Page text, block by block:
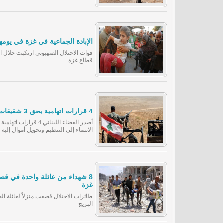
الإبادة الجماعية في غزة في يومها الـ 243.. 7 مجازر ضد العائلات
قطاع غزة
4 قرارات اتهامية بحق 3 شقيقات لـ أمراء "داعش" في لبنان
أصدر القضاء
الانتماء إلى التنظيم وتحويل أموال إليه
8 شهداء من عائلة واحدة في
غزة
البريج